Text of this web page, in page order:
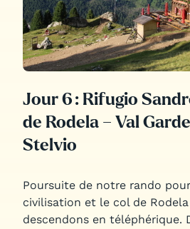
Jour 6 : Rifugio
de Rodela – Val
Stelvio
Poursuite de notre rando
civilisation et le col de
descendons en téléphérique.